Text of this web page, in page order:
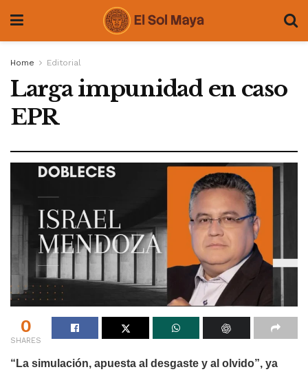
Home Editorial
Larga impunidad en caso
EPR
0
SHARES
“La simulación, apuesta al desgaste y al olvido”, ya